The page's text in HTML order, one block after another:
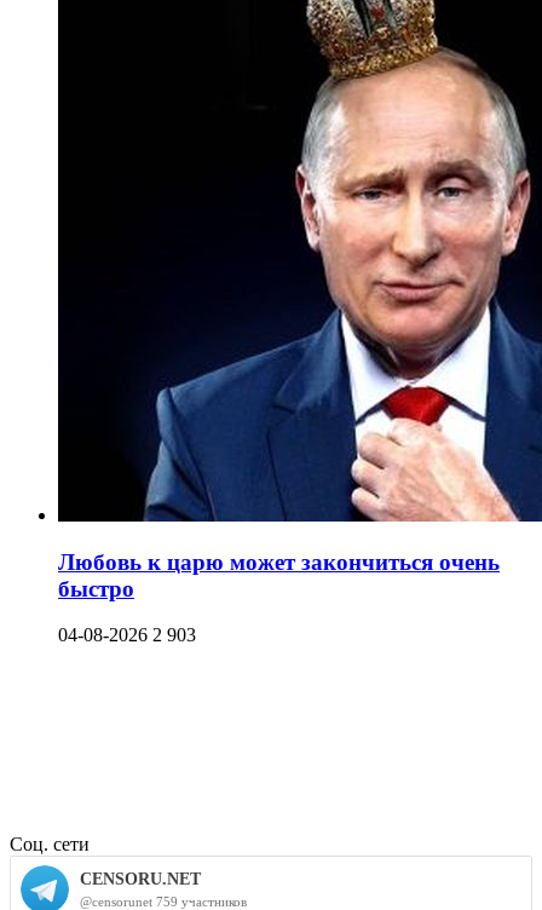
Любовь к царю может закончиться очень
быстро
04-08-2026 2 903
Соц. сети